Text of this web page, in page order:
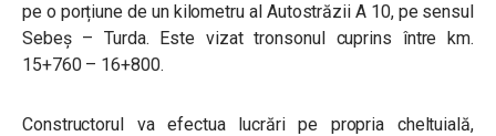
pe o porțiune de un kilometru al Autostrăzii A 10, pe sensul
Sebeș – Turda. Este vizat tronsonul cuprins întrekm.
15+760 – 16+800.
Constructorul va efectua lucrări pe propria cheltuială,